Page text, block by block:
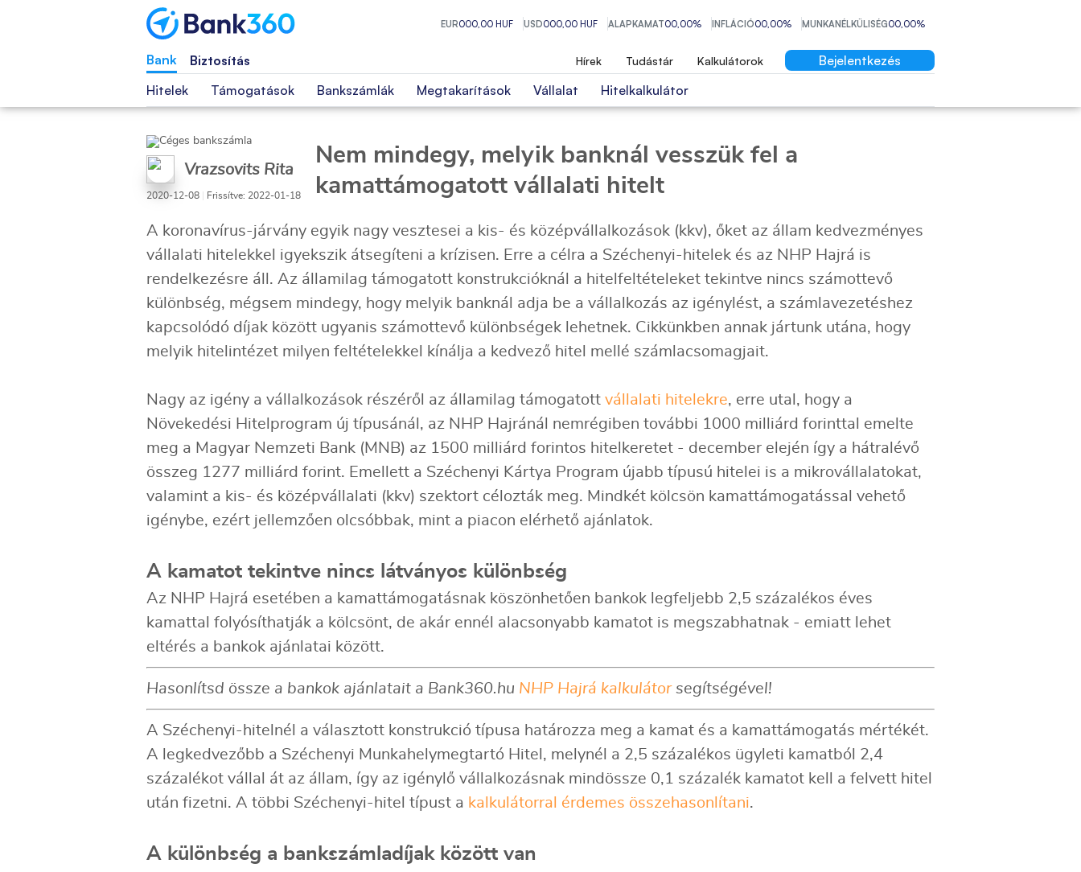
EUR000,00 HUF USD000,00 HUF ALAPKAMAT00,00% INFLÁCIÓ00,00% MUNKANÉLKÜLISÉG00,00%
Bank Biztosítás Hírek Tudástár Kalkulátorok
Bejelentkezés
Hitelek
Támogatások Bankszámlák Megtakarítások Vállalat Hitelkalkulátor
Nem mindegy, melyik banknál vesszük fel a
kamattámogatott vállalati hitelt
Vrazsovits Rita
2020-12-08 Frissítve: 2022-01-18
A koronavírus-járvány egyik nagy vesztesei a kis- és középvállalkozások (kkv), őket az állam kedvezményes
vállalati hitelekkel igyekszik átsegíteni a krízisen. Erre a célra a Széchenyi-hitelek és az NHP Hajrá is
rendelkezésre áll. Az államilag támogatott konstrukcióknál a hitelfeltételeket tekintve nincs számottevő
különbség, mégsem mindegy, hogy melyik banknál adja be a vállalkozás az igénylést, a számlavezetéshez
kapcsolódó díjak között ugyanis számottevő különbségek lehetnek. Cikkünkben annak jártunk utána, hogy
melyik hitelintézet milyen feltételekkel kínálja a kedvező hitel mellé számlacsomagjait.
Nagy az igény a vállalkozások részéről az államilag támogatott vállalati hitelekre, erre utal, hogy a
Növekedési Hitelprogram új típusánál, az NHP Hajránál nemrégiben további 1000 milliárd forinttal emelte
meg a Magyar Nemzeti Bank (MNB) az 1500 milliárd forintos hitelkeretet - december elején így a hátralévő
összeg 1277 milliárd forint. Emellett a Széchenyi Kártya Program újabb típusú hitelei is a mikrovállalatokat,
valamint a kis- és középvállalati (kkv) szektort célozták meg. Mindkét kölcsön kamattámogatással vehető
igénybe, ezért jellemzően olcsóbbak, mint a piacon elérhető ajánlatok.
A kamatot tekintve nincs látványos különbség
Az NHP Hajrá esetében a kamattámogatásnak köszönhetően bankok legfeljebb 2,5 százalékos éves
kamattal folyósíthatják a kölcsönt, de akár ennél alacsonyabb kamatot is megszabhatnak - emiatt lehet
eltérés a bankok ajánlatai között.
Hasonlítsd össze a bankok ajánlatait a Bank360.hu NHP Hajrá kalkulátorsegítségével!
A Széchenyi-hitelnél a választott konstrukció típusa határozza meg a kamat és a kamattámogatás mértékét.
A legkedvezőbb a Széchenyi Munkahelymegtartó Hitel, melynél a 2,5 százalékos ügyleti kamatból 2,4
százalékot vállal át az állam, így az igénylő vállalkozásnak mindössze 0,1 százalék kamatot kell a felvett hitel
után fizetni. A többi Széchenyi-hitel típust a kalkulátorral érdemes összehasonlítani.
A különbség a bankszámladíjak között van